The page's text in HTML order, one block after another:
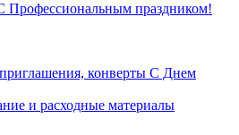
Профессиональным праздником!
конверты С Днем
и расходные материалы